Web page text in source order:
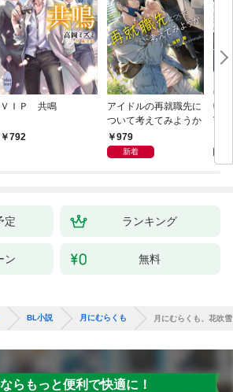
ＶＩＰ 共鳴
792
アイドルの再就職先に
ついて考えてみようか
979
新着
転
寵
定 ランキング
ン 無料
BL小説 月にむらくも 月にむらくも、花吹雪
らもっと便利で快適に！